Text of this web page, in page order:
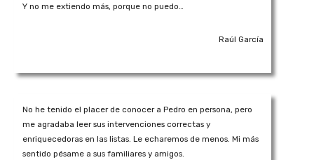
Y no me extiendo más, porque no puedo…
Raúl García
No he tenido el placer de conocer a Pedro en persona, pero
me agradaba leer sus intervenciones correctas y
enriquecedoras en las listas. Le echaremos de menos. Mi más
sentido pésame a sus familiares y amigos.